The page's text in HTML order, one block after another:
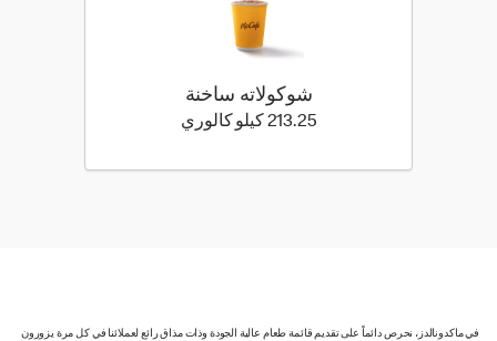
شوكولاته ساخنة
213.25 كيلو كالوري 213.25 كيلو سعرة حرارية
في ماكدونالدز، نحرص دائماً على تقديم قائمة طعام عالية الجودة وذات مذاق رائع لعملائنا في كل مرة يزورون